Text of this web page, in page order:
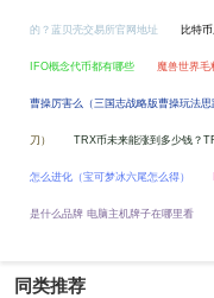
的？蓝贝壳交易所官网地址 比特
IFO概念代币都有哪些 魔兽世界毛
曹操厉害么（三国志战略版曹操玩法思
刀） TRX币未来能涨到多少钱？
怎么进化（宝可梦冰六尾怎么得）
是什么品牌 电脑主机牌子在哪里看
同类推荐